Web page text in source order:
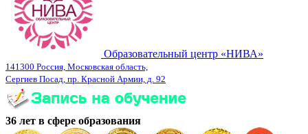
Образовательный центр «НИВА»
141300 Россия, Московская область,
Сергиев Посад, пр. Красной Армии, д. 92
36 лет в сфере образования